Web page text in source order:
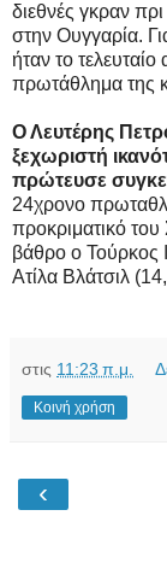
διεθνές γκραν
στην Ουγγαρία.
ήταν το
πρωτάθλημα της
Ο Λευτέρης
ξεχωριστή
πρώτευσε
24χρονο
προκριματικό
βάθρο ο Τούρκος
Ατίλα Βλάτσιλ
στις 11:23 π.μ.
Κοινή χρήση
‹